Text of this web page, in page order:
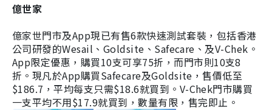
億世家
億家世門市及App現已有售6款快速測試套裝，包括香港
公司研發的Wesail、Goldsite、Safecare、及V-Chek。
App限定優惠，購買10支可享75折，而門市則10支8
折。現凡於App購買Safecare及Goldsite，售價低至
$186.7，平均每支只需$18.6就買到。V-Chek門市購買
一支平均不用$17.9就買到，數量有限，售完即止。